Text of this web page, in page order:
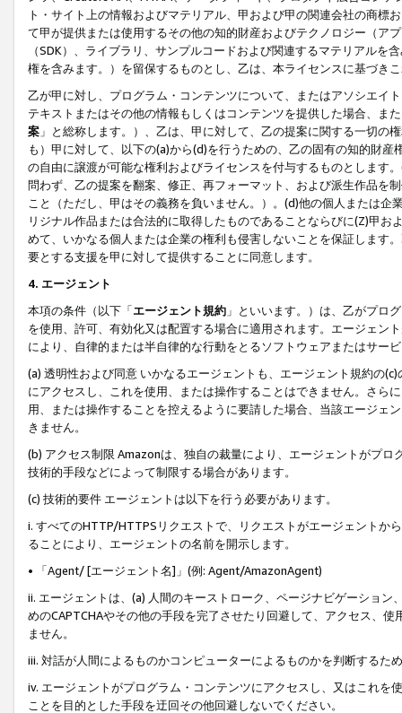
ト・サイト上の情報およびマテリアル、甲および甲の関連会社の商
て甲が提供または使用するその他の知的財産およびテクノロジー（ア
（SDK）、ライブラリ、サンプルコードおよび関連するマテリアル
権を含みます。）を留保するものとし、乙は、本ライセンスに基づき
乙が甲に対し、プログラム・コンテンツについて、またはアソシエイ
テキストまたはその他の情報もしくはコンテンツを提供した場合、ま
案 」と総称します。）、乙は、甲に対して、乙の提案に関する一切
も）甲に対して、以下の(a)から(d)を行うための、乙の固有の知的財
の自由に譲渡が可能な権利およびライセンスを付与するものとします
問わず、乙の提案を翻案、修正、再フォーマット、および派生作品を
こと（ただし、甲はその義務を負いません。）。(d)他の個人または
リジナル作品または合法的に取得したものであることならびに(Z)甲
めて、いかなる個人または企業の権利も侵害しないことを保証します
要とする支援を甲に対して提供することに同意します。
4. エージェント
本項の条件（以下「エージェント規約 」といいます。）は、乙がプロ
を使用、許可、有効化又は配置する場合に適用されます。エージェン
により、自律的または半自律的な行動をとるソフトウェアまたはサー
(a) 透明性および同意 いかなるエージェントも、エージェント規約の
にアクセスし、これを使用、または操作することはできません。さら
用、または操作することを控えるように要請した場合、当該エージェ
きません。
(b) アクセス制限 Amazonは、独自の裁量により、エージェントがプ
技術的手段などによって制限する場合があります。
(c) 技術的要件 エージェントは以下を行う必要があります。
i. すべてのHTTP/HTTPSリクエストで、リクエストがエージェントか
ることにより、エージェントの名前を開示します。
• 「Agent/ [エージェント名]」(例: Agent/AmazonAgent)
ii. エージェントは、(a) 人間のキーストローク、ページナビゲーショ
めのCAPTCHAやその他の手段を完了させたり回避して、アクセス、
ません。
iii. 対話が人間によるものかコンピューターによるものかを判断するた
iv. エージェントがプログラム・コンテンツにアクセスし、又はこれ
ことを目的とした手段を迂回その他回避しないでください。